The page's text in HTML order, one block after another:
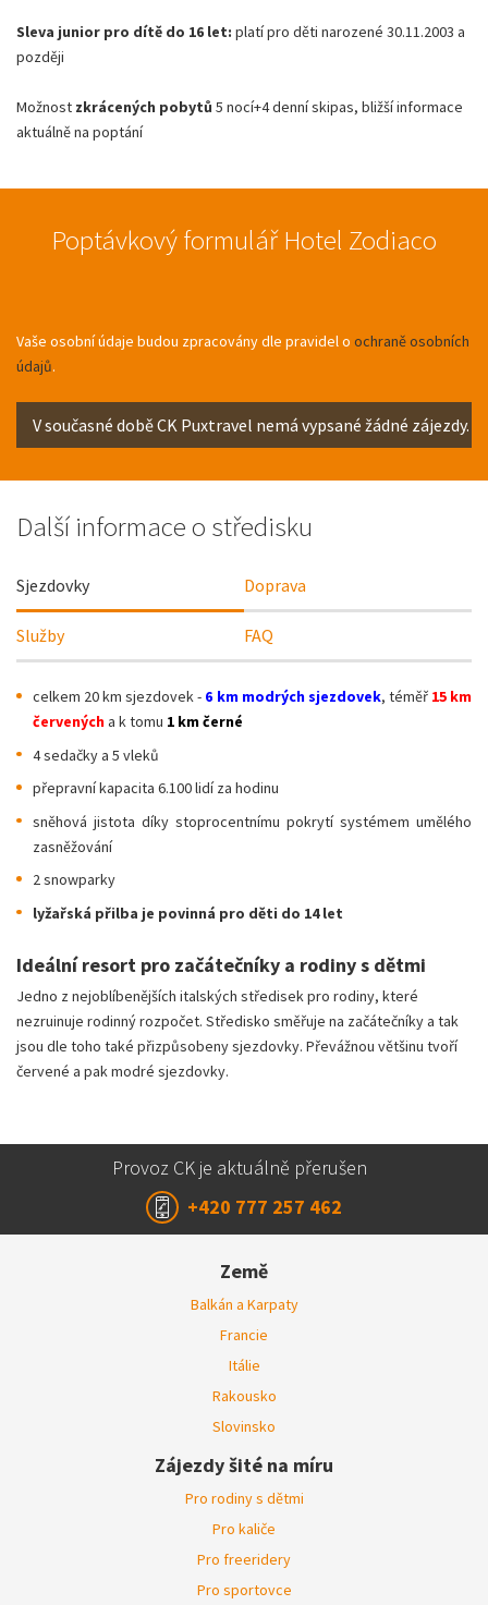
Sleva junior pro dítě do 16 let: platí pro děti narozené 30.11.2003 a
později
Možnost zkrácených pobytů 5 nocí+4 denní skipas, bližší informace
aktuálně na poptání
Poptávkový formulář Hotel Zodiaco
Vaše osobní údaje budou zpracovány dle pravidel o ochraně osobních
údajů.
Další informace o středisku
Sjezdovky Doprava
Služby FAQ
celkem 20 km sjezdovek - 6 km modrých sjezdovek, téměř 15 km
červenýcha k tomu 1 km černé
4 sedačky a 5 vleků
přepravní kapacita 6.100 lidí za hodinu
sněhová jistota díky stoprocentnímu pokrytí systémem umělého
zasněžování
2 snowparky
lyžařská přilba je povinná pro děti do 14 let
Ideální resort pro začátečníky a rodiny s dětmi
Jedno z nejoblíbenějších italských středisek pro rodiny, které
nezruinuje rodinný rozpočet. Středisko směřuje na začátečníky a tak
jsou dle toho také přizpůsobeny sjezdovky. Převážnou většinu tvoří
červené a pak modré sjezdovky.
Provoz CK je aktuálně přerušen
+420 777 257 462
Země
Balkán a Karpaty
Francie
Itálie
Rakousko
Slovinsko
Zájezdy šité na míru
Pro rodiny s dětmi
Pro kaliče
Pro freeridery
Pro sportovce